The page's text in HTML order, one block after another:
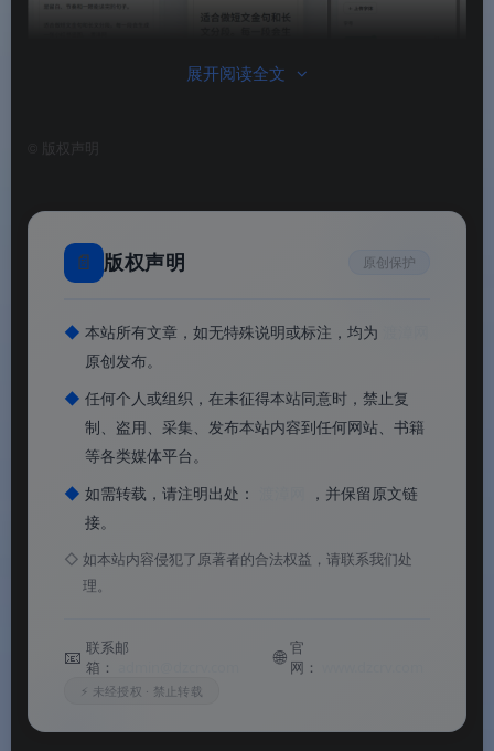
📊核心价值
✅绿色便携，免安装：解压即用，不写入注册表，
即开即用特别方便
✅一键生成，零门槛上手：无需设计基础，输入文
案即可生成专业级文字卡片
距、行距、对齐方式等排版选项
✅多场景适配：封面标题、图文卡片、知识卡片、
种草文案等场景全覆盖
材，增强内容吸引力
展开阅读全文
版权声明
📄 版权声明 原创保护
◆ 本站所有文章，如无特殊说明或标注，均为
原创发布。
◆ 任何个人或组织，在未征得本站同意时，禁止复
制、盗用、采集、发布本站内容到任何网站、书籍
等各类媒体平台。
◆ 如需转载，请注明出处：
，并保留原文链
接。
◇ 如本站内容侵犯了原著者的合法权益，请联系我们处
理。
📧 联系邮
箱：
🌐官
网：
⚡ 未经授权 · 禁止转载